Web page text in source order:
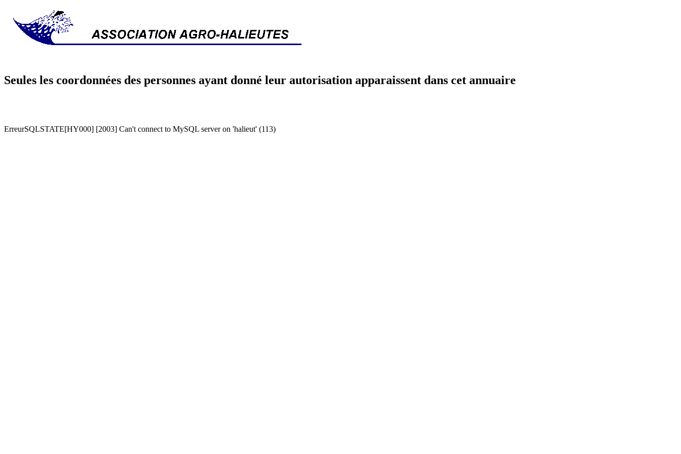
Seules les coordonnées des personnes ayant donné leur autorisation apparaissent dans cet annuaire
ErreurSQLSTATE[HY000] [2003] Can't connect to MySQL server on 'halieut' (113)